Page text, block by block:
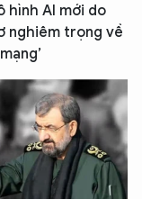
hình AI mới do
nghiêm trọng về